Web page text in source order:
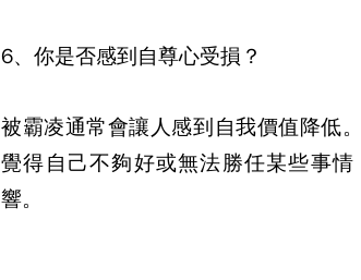
6、你是否感到自尊心受損？
被霸凌通常會讓人感到自我價值降低
覺得自己不夠好或無法勝任某些事
響。